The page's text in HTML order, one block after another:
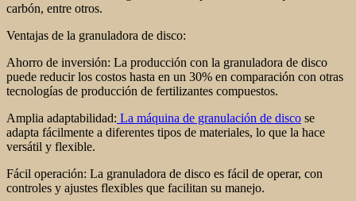
carbón, entre otros.
Ventajas de la granuladora de disco:
Ahorro de inversión: La producción con la granuladora de disco
puede reducir los costos hasta en un 30% en comparación con otras
tecnologías de producción de fertilizantes compuestos.
Amplia adaptabilidad: La máquina de granulación de disco se
adapta fácilmente a diferentes tipos de materiales, lo que la hace
versátil y flexible.
Fácil operación: La granuladora de disco es fácil de operar, con
controles y ajustes flexibles que facilitan su manejo.